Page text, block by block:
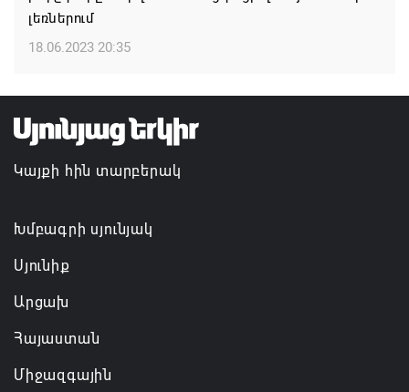
մասնագիտական օրվա կապակցությամբ
09.08.2026 16:37
լեռներում
18.06.2023 20:35
Կայքի հին տարբերակ
Խմբագրի սյունյակ
Սյունիք
Արցախ
Հայաստան
Միջազգային